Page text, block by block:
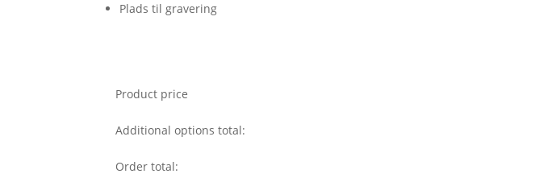
Plads til gravering
Product price
Additional options total:
Order total: